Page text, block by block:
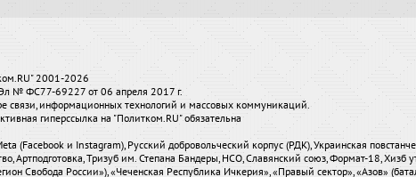
2001-2026
№ ФС77-69227 от 06 апреля 2017 г.
связи, информационных технологий и массовых коммуникаций.
гиперссылка на "Политком.RU" обязательна
(Facebook и Instagram), Русский добровольческий корпус (РДК), Украинская
Артподготовка, Тризуб им. Степана Бандеры, НСО, Славянский союз, Формат-18,
Свобода России»), «Чеченская Республика Ичкерия», «Правый сектор», «Азов»